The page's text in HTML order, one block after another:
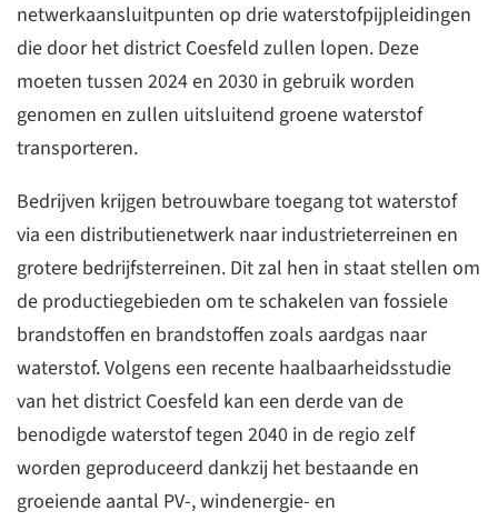
netwerkaansluitpunten op drie waterstofpijpleidingen
die door het district Coesfeld zullen lopen. Deze
moeten tussen 2024 en 2030 in gebruik worden
genomen en zullen uitsluitend groene waterstof
transporteren.
Bedrijven krijgen betrouwbare toegang tot waterstof
via een distributienetwerk naar industrieterreinen en
grotere bedrijfsterreinen. Dit zal hen in staat stellen om
de productiegebieden om te schakelen van fossiele
brandstoffen en brandstoffen zoals aardgas naar
waterstof. Volgens een recente haalbaarheidsstudie
van het district Coesfeld kan een derde van de
benodigde waterstof tegen 2040 in de regio zelf
worden geproduceerd dankzij het bestaande en
groeiende aantal PV-, windenergie- en